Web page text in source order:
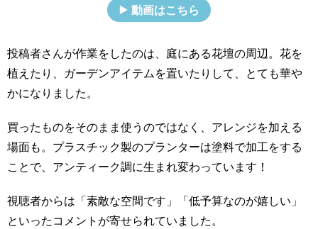
動画はこちら
投稿者さんが作業をしたのは、庭にある花壇の周辺。花を
植えたり、ガーデンアイテムを置いたりして、とても華や
かになりました。
買ったものをそのまま使うのではなく、アレンジを加える
場面も。プラスチック製のプランターは塗料で加工をする
ことで、アンティーク調に生まれ変わっています！
視聴者からは「素敵な空間です」「低予算なのが嬉しい」
といったコメントが寄せられていました。